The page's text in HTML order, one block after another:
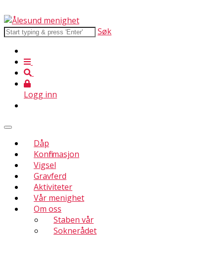
Søk
Logg inn
Dåp
Konfirmasjon
Vigsel
Gravferd
Aktiviteter
Vår menighet
Om oss
Staben vår
Soknerådet